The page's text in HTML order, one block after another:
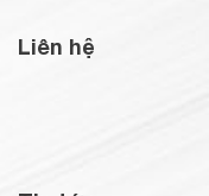
Liên hệ